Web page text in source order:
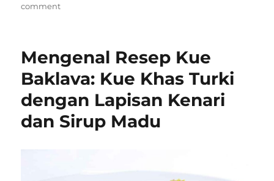
commenton
Baklava:
Manis
Renyah
Khas
Turki
yang
Mendunia
Mengenal Resep Kue
Baklava: Kue Khas Turki
dengan Lapisan Kenari
dan Sirup Madu